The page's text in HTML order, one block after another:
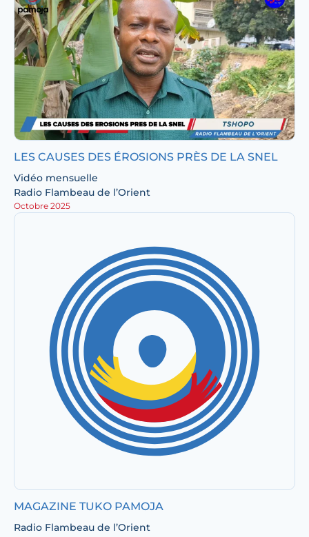
LES CAUSES DES ÉROSIONS PRÈS DE LA SNEL
Vidéo mensuelle
Radio Flambeau de l’Orient
Octobre 2025
MAGAZINE TUKO PAMOJA
Radio Flambeau de l’Orient